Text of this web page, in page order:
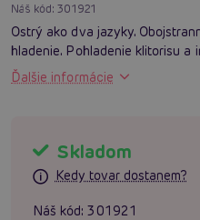
Náš kód:301921
Ostrý ako dva jazyky.
hladenie. Pohladenie klitorisu a
Ďalšie informácie
Skladom
Kedy tovar dostanem?
Náš kód: 301921